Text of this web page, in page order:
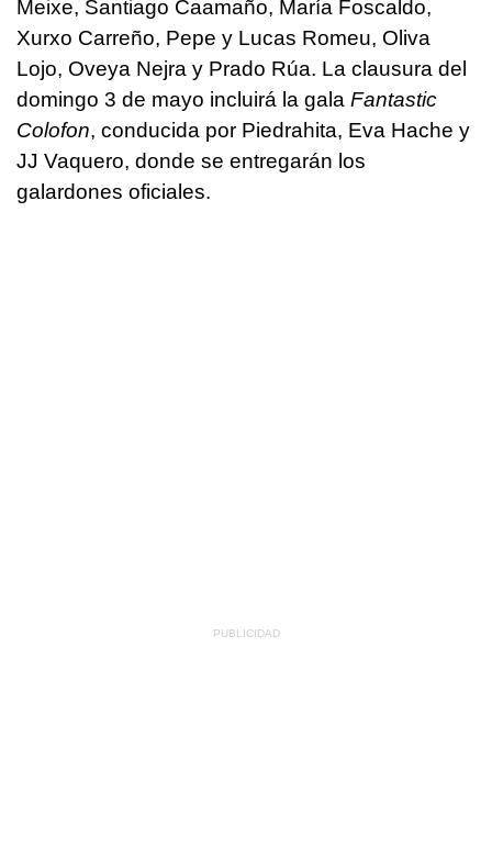
Meixe, Santiago Caamaño, María Foscaldo,
Xurxo Carreño, Pepe y Lucas Romeu, Oliva
Lojo, Oveya Nejra y Prado Rúa. La clausura del
domingo 3 de mayo incluirá la gala Fantastic
Colofon, conducida por Piedrahita, Eva Hache y
JJ Vaquero, donde se entregarán los
galardones oficiales.